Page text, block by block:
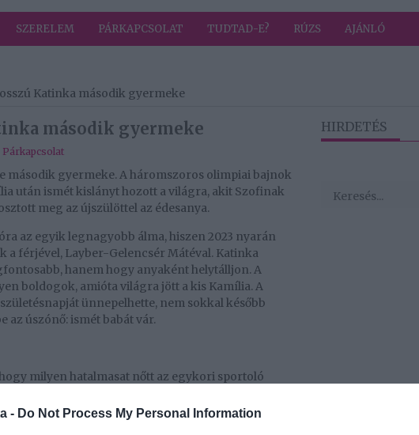
- Do Not Process My Personal Information
SZERELEM PÁRKAPCSOLAT TUDTAD-E? RÚZS AJÁNLÓ
Katinka második gyermeke
második gyermeke
Párkapcsolat
második gyermeke. A háromszoros olimpiai bajnok
után ismét kislányt hozott a világra, akit Szofinak
meg az újszülöttel az édesanya.
az egyik legnagyobb álma, hiszen 2023 nyarán
a férjével, Layber-Gelencsér Mátéval. Katinka
hanem hogy anyaként helytálljon. A
boldogok, amióta világra jött a kis Kamília. A
ünnepelhette, nem sokkal később
úszónő: ismét babát vár.
milyen hatalmasat nőtt az egykori sportoló
a harmadik trimeszter végén jár. Az is kiderült,
várnak. Most viszont eljött a nagy nap, a
fényét, ugyanis megszületett Katinkáék
HIRDETÉS